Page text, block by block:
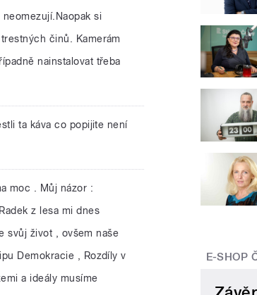
si
činů. Kamerám
nainstalovat třeba
ta káva co popijite není
moc . Můj názor :
z lesa mi dnes
svůj život , ovšem naše
Demokracie , Rozdíly v
a ideály musíme
E-SHOP